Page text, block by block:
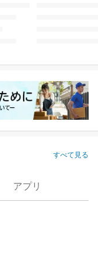
すべて見る
アプリ